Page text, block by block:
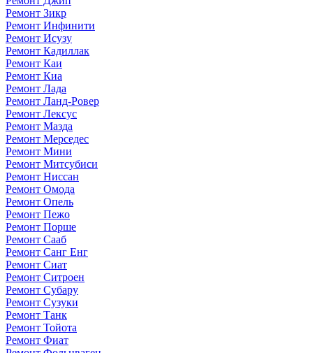
Ремонт Зикр
Ремонт Инфинити
Ремонт Исузу
Ремонт Кадиллак
Ремонт Каи
Ремонт Киа
Ремонт Лада
Ремонт Ланд-Ровер
Ремонт Лексус
Ремонт Мазда
Ремонт Мерседес
Ремонт Мини
Ремонт Митсубиси
Ремонт Ниссан
Ремонт Омода
Ремонт Опель
Ремонт Пежо
Ремонт Порше
Ремонт Сааб
Ремонт Санг Енг
Ремонт Сиат
Ремонт Ситроен
Ремонт Субару
Ремонт Сузуки
Ремонт Танк
Ремонт Тойота
Ремонт Фиат